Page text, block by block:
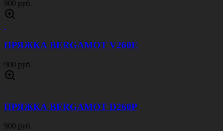
900 руб.
ПРЯЖКА BERGAMOT V260E
900 руб.
ПРЯЖКА BERGAMOT D260P
900 руб.